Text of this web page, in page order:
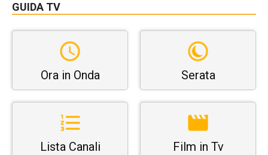
GUIDA TV
Ora in Onda Serata
Lista Canali Film in Tv